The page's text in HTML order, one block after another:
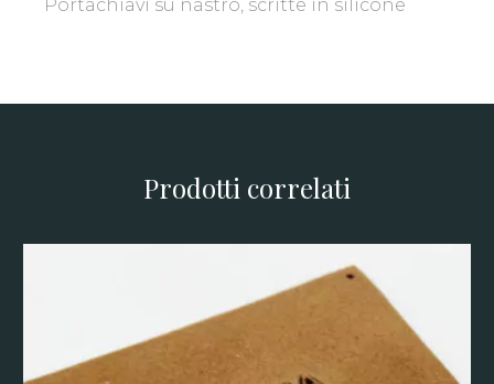
Portachiavi su nastro, scritte in silicone
Prodotti correlati